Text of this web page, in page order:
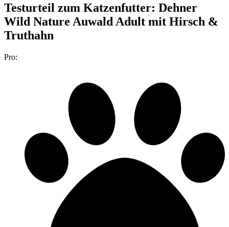
Testurteil zum Katzenfutter: Dehner
Wild Nature Auwald Adult mit Hirsch &
Truthahn
Pro: